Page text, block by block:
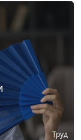
Труд